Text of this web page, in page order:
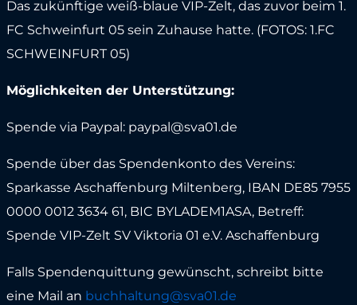
Das zukünftige weiß-blaue VIP-Zelt, das zuvor beim 1.
FC Schweinfurt 05 sein Zuhause hatte. (FOTOS: 1.FC
SCHWEINFURT 05)
Möglichkeiten der Unterstützung:
Spende via Paypal: paypal@sva01.de
Spende über das Spendenkonto des Vereins:
Sparkasse Aschaffenburg Miltenberg, IBAN DE85 7955
0000 0012 3634 61, BIC BYLADEM1ASA, Betreff:
Spende VIP-Zelt SV Viktoria 01 e.V. Aschaffenburg
Falls Spendenquittung gewünscht, schreibt bitte
eine Mail an buchhaltung@sva01.de